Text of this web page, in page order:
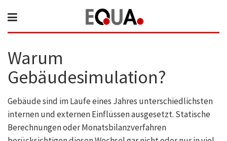
Warum
Gebäudesimulation?
Gebäude sind im Laufe eines Jahres unterschiedlichsten
internen und externen Einflüssen ausgesetzt. Statische
Berechnungen oder Monatsbilanzverfahren